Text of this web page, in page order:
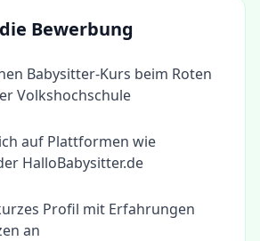
Bewerbung
Babysitter-Kurs beim Roten
Volkshochschule
auf Plattformen wie
HalloBabysitter.de
Profil mit Erfahrungen
an